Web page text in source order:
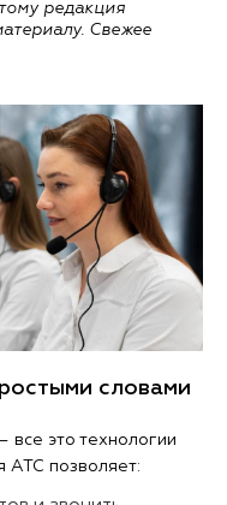
редакция
Свежее
словами
все это технологии
АТС позволяет: